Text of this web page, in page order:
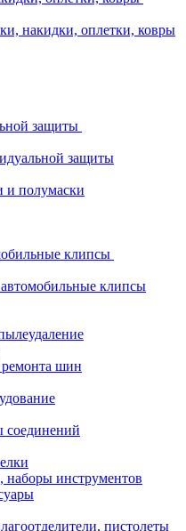
накидки, оплетки, ковры
защиты
защиты
и полумаски
клипсы
клипсы
ремонта шин
наборы инструментов
пистолеты